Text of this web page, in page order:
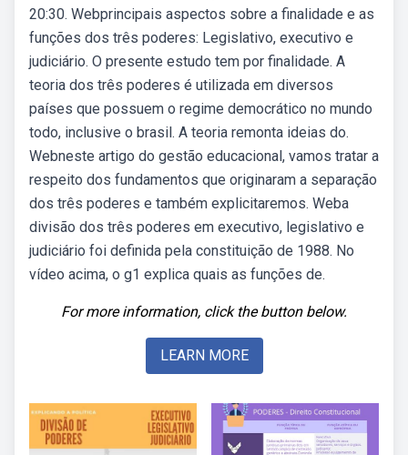
20:30. Webprincipais aspectos sobre a finalidade e as
funções dos três poderes: Legislativo, executivo e
judiciário. O presente estudo tem por finalidade. A
teoria dos três poderes é utilizada em diversos
países que possuem o regime democrático no mundo
todo, inclusive o brasil. A teoria remonta ideias do.
Webneste artigo do gestão educacional, vamos tratar a
respeito dos fundamentos que originaram a separação
dos três poderes e também explicitaremos. Weba
divisão dos três poderes em executivo, legislativo e
judiciário foi definida pela constituição de 1988. No
vídeo acima, o g1 explica quais as funções de.
For more information, click the button below.
LEARN MORE